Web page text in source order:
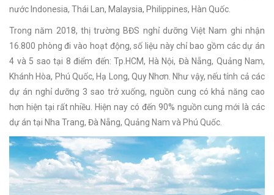
nước Indonesia, Thái Lan, Malaysia, Philippines, Hàn Quốc.
Trong năm 2018, thị trường BĐS nghỉ dưỡng Việt Nam ghi nhận
16.800 phòng đi vào hoạt động, số liệu này chỉ bao gồm các dự án
4 và 5 sao tại 8 điểm đến: Tp.HCM, Hà Nội, Đà Nẵng, Quảng Nam,
Khánh Hòa, Phú Quốc, Hạ Long, Quy Nhơn. Như vậy, nếu tính cả các
dự án nghỉ dưỡng 3 sao trở xuống, nguồn cung có khả năng cao
hơn hiện tại rất nhiều. Hiện nay có đến 90% nguồn cung mới là các
dự án tại Nha Trang, Đà Nẵng, Quảng Nam và Phú Quốc.